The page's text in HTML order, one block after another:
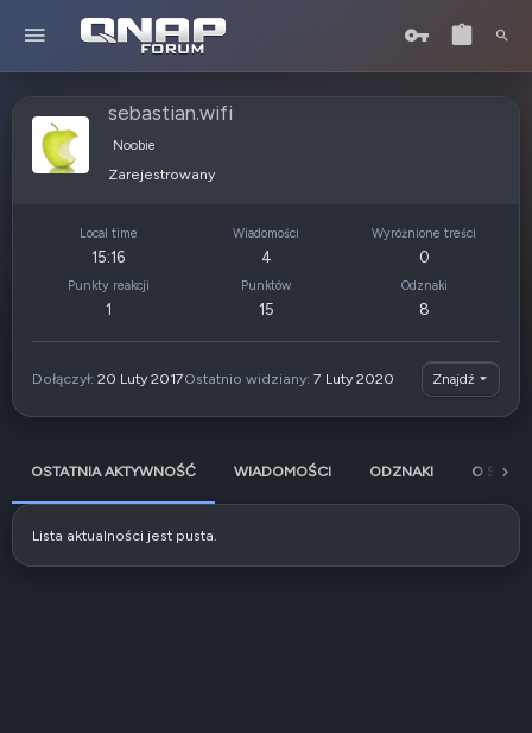
sebastian.wifi
Noobie
Zarejestrowany
Local time
15:16
Wiadomości
4
Wyróżnione treści
0
Punkty reakcji
1
Punktów
15
Odznaki
8
Dołączył 20 Luty 2017Ostatnio widziany 7 Luty 2020 Znajdź
OSTATNIA AKTYWNOŚĆ WIADOMOŚCI ODZNAKI O SOBIE
Lista aktualności jest pusta.